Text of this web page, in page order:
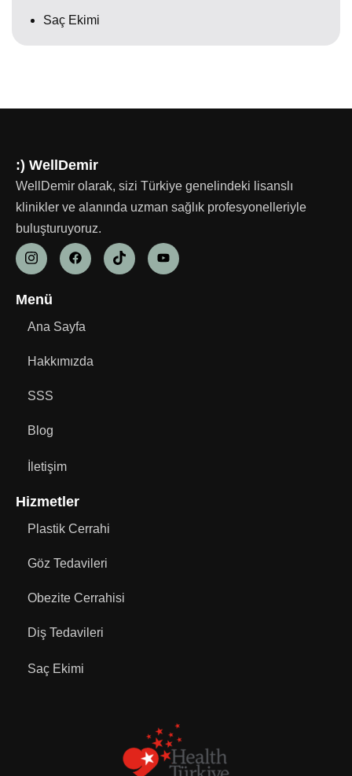
Saç Ekimi
:) WellDemir
WellDemir olarak, sizi Türkiye genelindeki lisanslı
klinikler ve alanında uzman sağlık profesyonelleriyle
buluşturuyoruz.
Menü
Ana Sayfa
Hakkımızda
SSS
Blog
İletişim
Hizmetler
Plastik Cerrahi
Göz Tedavileri
Obezite Cerrahisi
Diş Tedavileri
Saç Ekimi